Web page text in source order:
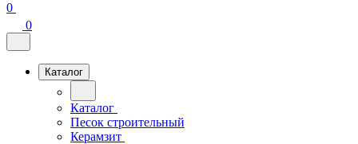
0
0
Каталог
Каталог
Песок строительный
Керамзит